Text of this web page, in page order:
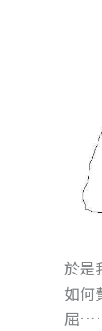
於是
如何
屈